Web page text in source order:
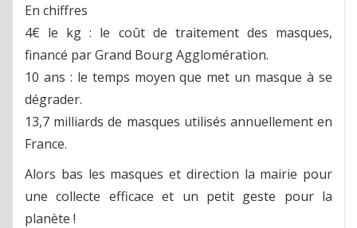
En chiffres
4€ le kg : le coût de traitement des masques,
financé par Grand Bourg Agglomération.
10 ans : le temps moyen que met un masque à se
dégrader.
13,7 milliards de masques utilisés annuellement en
France.
Alors bas les masques et direction la mairie pour
une collecte efficace et un petit geste pour la
planète !